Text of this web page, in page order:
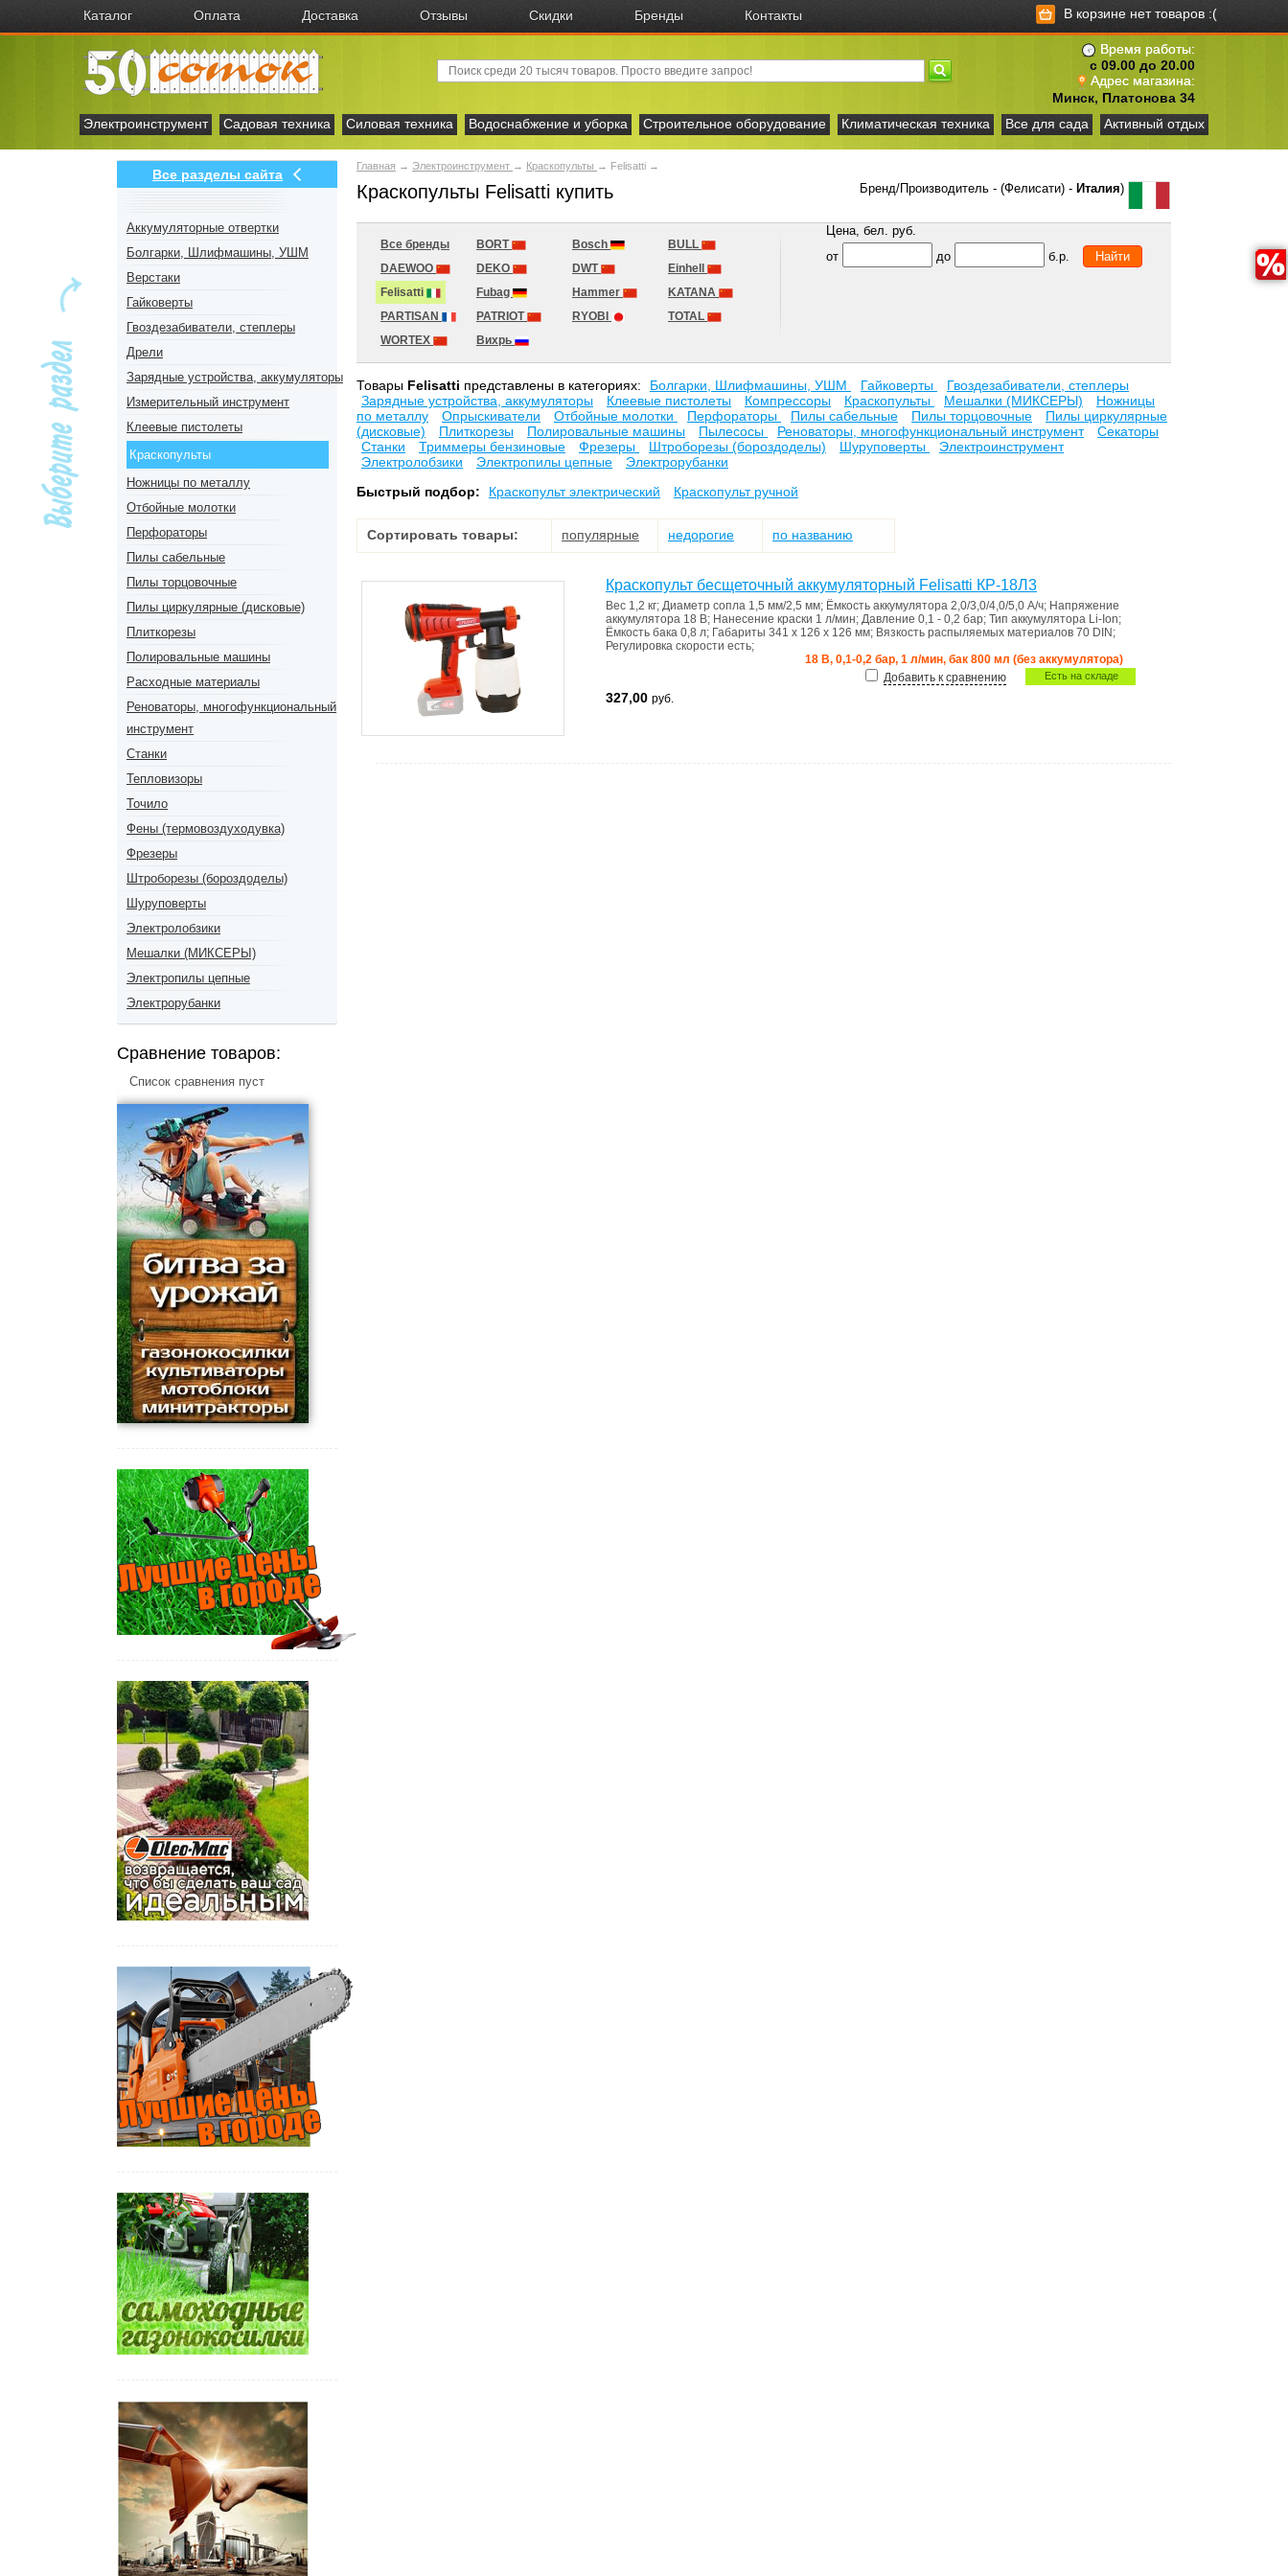
Каталог Оплата Доставка Отзывы Скидки Бренды Контакты В корзине нет товаров :(
Время работы:
с 09.00 до 20.00
Адрес магазина:
Минск, Платонова 34
Электроинструмент
Садовая техника Силовая техника Водоснабжение и уборка Строительное оборудование Климатическая техника Все для сада Активный отдых
Все разделы сайта
Аккумуляторные отвертки
Болгарки, Шлифмашины, УШМ
Верстаки
Гайковерты
Гвоздезабиватели, степлеры
Дрели
Зарядные устройства, аккумуляторы
Измерительный инструмент
Клеевые пистолеты
Краскопульты
Ножницы по металлу
Отбойные молотки
Перфораторы
Пилы сабельные
Пилы торцовочные
Пилы циркулярные (дисковые)
Плиткорезы
Полировальные машины
Расходные материалы
Реноваторы, многофункциональный
инструмент
Станки
Тепловизоры
Точило
Фены (термовоздуходувка)
Фрезеры
Штроборезы (бороздоделы)
Шуруповерты
Электролобзики
Мешалки (МИКСЕРЫ)
Электропилы цепные
Электрорубанки
Сравнение товаров:
Список сравнения пуст
Главная → Электроинструмент → Краскопульты → Felisatti →
Краскопульты Felisatti купить Бренд/Производитель - (Фелисати) - Италия)
Все бренды BORT Bosch
BULL
DAEWOO
DEKO DWT
Einhell
Felisatti
Fubag Hammer
KATANA
PARTISAN
PATRIOT RYOBI
TOTAL
WORTEX
Вихрь
Цена, бел. руб.
от
до б.р.
Товары Felisatti представлены в категориях: Болгарки, Шлифмашины, УШМ Гайковерты
Гвоздезабиватели, степлеры
Зарядные устройства, аккумуляторы
Клеевые пистолеты Компрессоры Краскопульты Мешалки (МИКСЕРЫ)
Ножницы
по металлу
Опрыскиватели Отбойные молотки Перфораторы Пилы сабельные Пилы торцовочные
Пилы циркулярные
(дисковые)
Плиткорезы Полировальные машины Пылесосы Реноваторы, многофункциональный инструмент
Секаторы
Станки
Триммеры бензиновые Фрезеры Штроборезы (бороздоделы) Шуруповерты
Электроинструмент
Электролобзики
Электропилы цепные
Электрорубанки
Быстрый подбор:
Краскопульт электрический Краскопульт ручной
Сортировать товары: популярные недорогие по названию
Краскопульт бесщеточный аккумуляторный Felisatti КР-18Л3
Вес 1,2 кг; Диаметр сопла 1,5 мм/2,5 мм; Ёмкость аккумулятора 2,0/3,0/4,0/5,0 А/ч; Напряжение
аккумулятора 18 В; Нанесение краски 1 л/мин; Давление 0,1 - 0,2 бар; Тип аккумулятора Li-Ion;
Ёмкость бака 0,8 л; Габариты 341 x 126 x 126 мм; Вязкость распыляемых материалов 70 DIN ;
Регулировка скорости есть;
18 В, 0,1-0,2 бар, 1 л/мин, бак 800 мл (без аккумулятора)
Есть на складе
Добавить к сравнению
327,00 руб.